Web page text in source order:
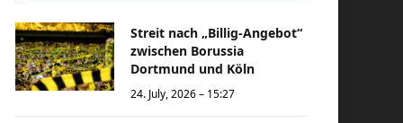
Streit nach „Billig-Angebot“
zwischen Borussia
Dortmund und Köln
24. July, 2026 – 15:27